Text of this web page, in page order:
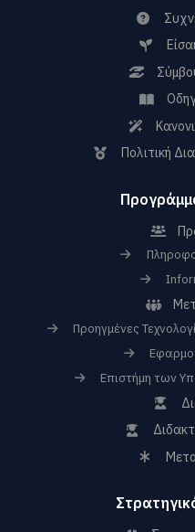
Πολιτική
Προηγμένες
Επιστήμη των